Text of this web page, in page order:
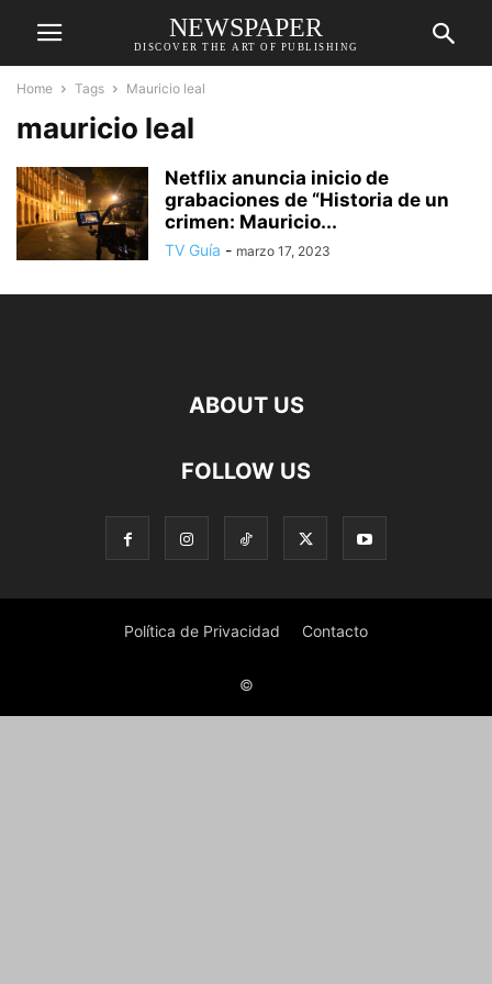
NEWSPAPER
DISCOVER THE ART OF PUBLISHING
Home Tags Mauricio leal
mauricio leal
Netflix anuncia inicio de
grabaciones de “Historia de un
crimen: Mauricio...
TV Guía - marzo 17, 2023
ABOUT US
FOLLOW US
Política de Privacidad Contacto
©